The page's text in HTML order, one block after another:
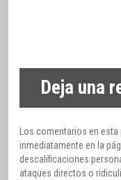
Deja una
Los comentarios en
inmediatamente en la
descalificaciones
ataques directos o